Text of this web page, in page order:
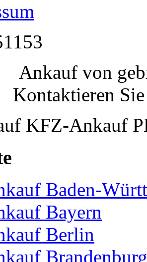
Ankauf von
Kontaktieren
KFZ-Ankauf
Baden-
Bayern
Berlin
Brandenburg